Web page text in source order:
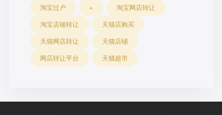
淘宝过户
+
淘宝网店转让
淘宝店铺转让
天猫店购买
天猫网店转让
天猫店铺
网店转让平台
天猫超市